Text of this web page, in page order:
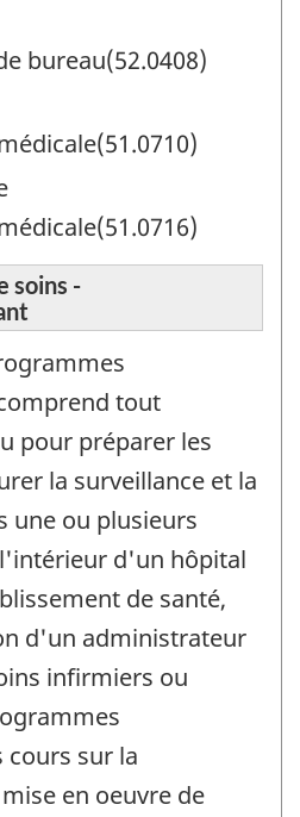
bureau(52.0408)
soins -
tout
pour préparer les
la surveillance et la
une ou plusieurs
d'un hôpital
de santé,
d'un administrateur
infirmiers ou
cours sur la
en oeuvre de